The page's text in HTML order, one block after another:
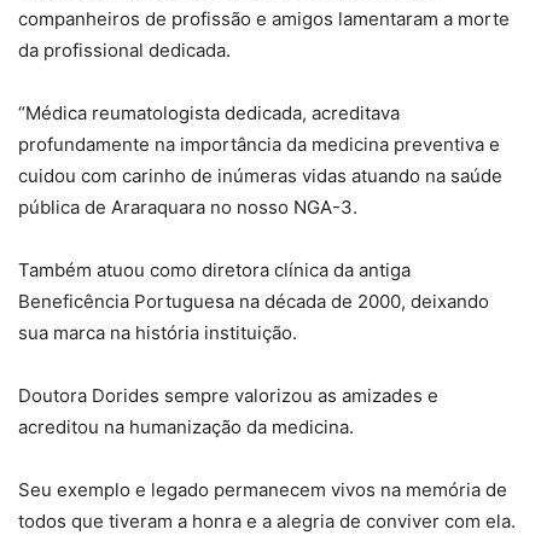
companheiros de profissão e amigos lamentaram a morte
da profissional dedicada.
“Médica reumatologista dedicada, acreditava
profundamente na importância da medicina preventiva e
cuidou com carinho de inúmeras vidas atuando na saúde
pública de Araraquara no nosso NGA-3.
Também atuou como diretora clínica da antiga
Beneficência Portuguesa na década de 2000, deixando
sua marca na história instituição.
Doutora Dorides sempre valorizou as amizades e
acreditou na humanização da medicina.
Seu exemplo e legado permanecem vivos na memória de
todos que tiveram a honra e a alegria de conviver com ela.